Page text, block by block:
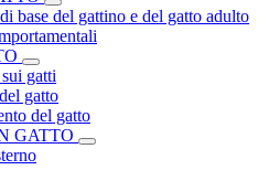
base del gattino e del gatto adulto
gatti
gatto
del gatto
GATTO